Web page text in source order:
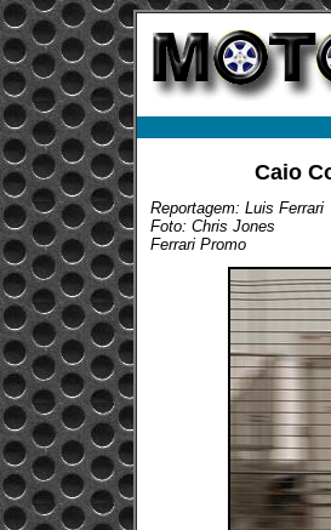
Caio
Reportagem: Luis Ferrari
Foto: Chris Jones
Ferrari Promo